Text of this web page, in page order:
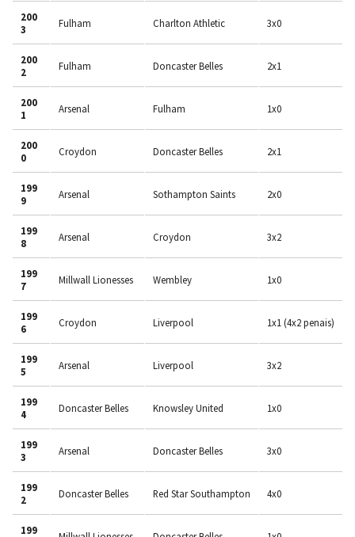
200
3
Fulham Charlton Athletic 3x0
200
2
Fulham Doncaster Belles 2x1
200
1
Arsenal Fulham 1x0
200
0
Croydon Doncaster Belles 2x1
199
9
Arsenal Sothampton Saints 2x0
199
8
Arsenal Croydon 3x2
199
7
Millwall Lionesses Wembley 1x0
199
6
Croydon Liverpool 1x1 (4x2 penais)
199
5
Arsenal Liverpool 3x2
199
4
Doncaster Belles Knowsley United 1x0
199
3
Arsenal Doncaster Belles 3x0
199
2
Doncaster Belles Red Star Southampton 4x0
199